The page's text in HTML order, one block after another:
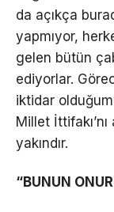
da açıkça
yapmıyor,
gelen bütün
ediyorlar.
iktidar
Millet
yakındır.
“BUNUN